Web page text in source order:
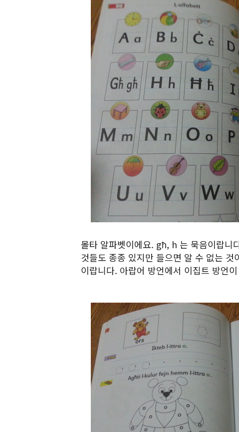
몰타 알파벳이에요. għ, h 는 묵음이랍니
것들도 종종 있지만 들으면 알 수 없는
이랍니다. 아랍어 방언에서 이집트 방언